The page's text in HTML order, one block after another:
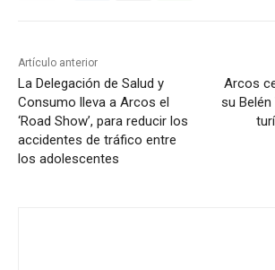
Artículo anterior
La Delegación de Salud y
Consumo lleva a Arcos el
‘Road Show’, para reducir los
accidentes de tráfico entre
los adolescentes
Arcos
su